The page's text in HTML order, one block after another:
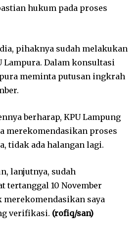
hukum pada proses
pihaknya sudah melakukan
Lampura. Dalam konsultasi
meminta putusan ingkrah
berharap, KPU Lampung
merekomendasikan proses
tidak ada halangan lagi.
lanjutnya, sudah
tertanggal 10 November
merekomendasikan saya
verifikasi. (rofiq/san)